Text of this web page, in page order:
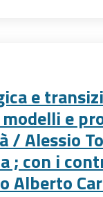
e
e
/ Alessio
; con i
Alberto